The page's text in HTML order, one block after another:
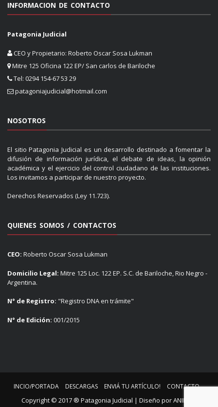
INFORMACION DE CONTACTO
Patagonia Judicial
CEO y Propietario: Roberto Oscar Sosa Lukman
Mitre 125 Oficina 122 EP/ San carlos de Bariloche
Tel: 0294 154-67 53 29
patagoniajudicial@hotmail.com
NOSOTROS
El sitio Patagonia Judicial es un desarrollo destinado a fomentar la
difusión de información jurídica, el debate de ideas, la opinión
académica y el ejercicio del control ciudadano de las instituciones.
Los invitamos a participar de nuestro proyecto.
Derechos Reservados (Ley 11.723).
QUIENES SOMOS / CONTACTOS
CEO: Roberto Oscar Sosa Lukman
Domicilio Legal: Mitre 125 Loc. 122 EP. S.C. de Bariloche, Rio Negro -
Argentina.
N° de Registro: "Registro DNA en trámite"
N° de Edición: 001/2015
INCIO/PORTADA DESCARGAS ENVIÁ TU ARTÍCULO! CONTACTO
Copyright © 2017 ® Patagonia Judicial | Diseño porANIMUS